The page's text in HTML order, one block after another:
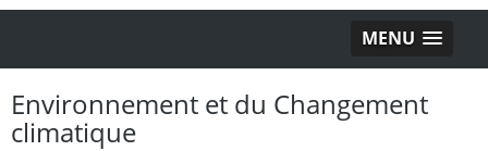
MENU
Environnement et du Changement
climatique